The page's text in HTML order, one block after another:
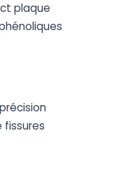
plaque